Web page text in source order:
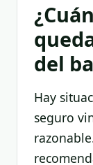
del
Hay
seguro